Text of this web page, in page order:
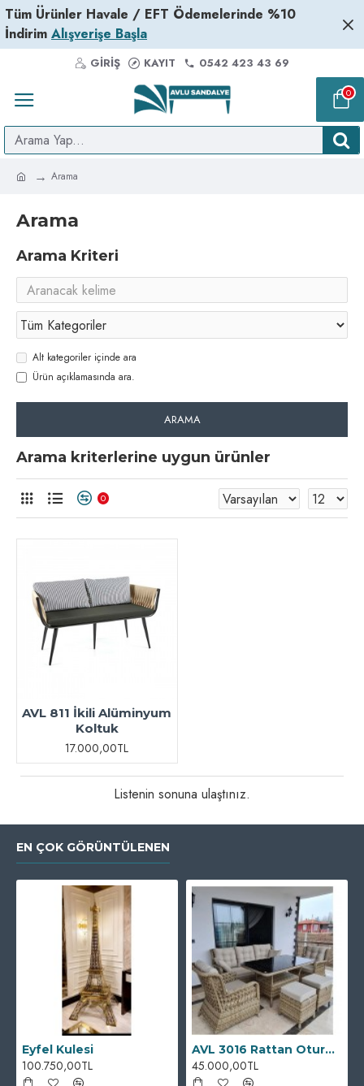
Tüm Ürünler Havale / EFT Ödemelerinde %10
İndirim Alışverişe Başla
GIRIŞ KAYIT 0542 423 43 69
0
Arama
Arama
Arama Kriteri
Alt kategoriler içinde ara
Ürün açıklamasında ara.
ARAMA
Arama kriterlerine uygun ürünler
0
AVL 811 İkili Alüminyum
Koltuk
17.000,00TL
Listenin sonuna ulaştınız.
EN ÇOK GÖRÜNTÜLENEN
Eyfel Kulesi
100.750,00TL
AVL 3016 Rattan Oturma Grubu
45.000,00TL